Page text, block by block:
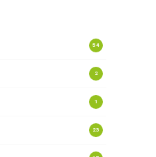
54
2
1
23